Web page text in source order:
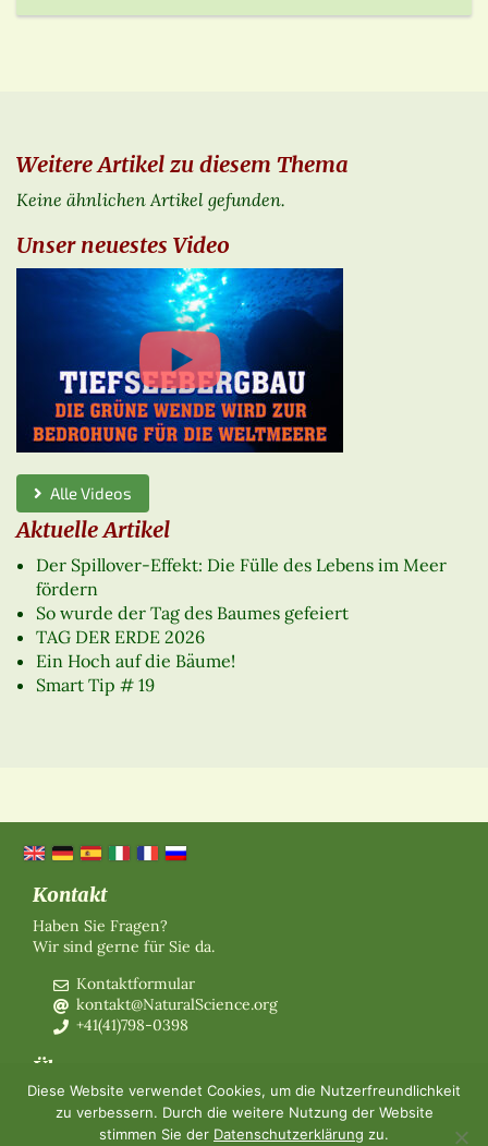
Weitere Artikel zu diesem Thema
Keine ähnlichen Artikel gefunden.
Unser neuestes Video
Alle Videos
Aktuelle Artikel
Der Spillover-Effekt: Die Fülle des Lebens im Meer
fördern
So wurde der Tag des Baumes gefeiert
TAG DER ERDE 2026
Ein Hoch auf die Bäume!
Smart Tip # 19
Kontakt
Haben Sie Fragen?
Wir sind gerne für Sie da.
Kontaktformular
kontakt@NaturalScience.org
+41(41)798-0398
Über uns
Organisation
Mitgliedschaft
Über uns
Diese Website verwendet Cookies, um die Nutzerfreundlichkeit
zu verbessern. Durch die weitere Nutzung der Website
stimmen Sie der Datenschutzerklärung zu.